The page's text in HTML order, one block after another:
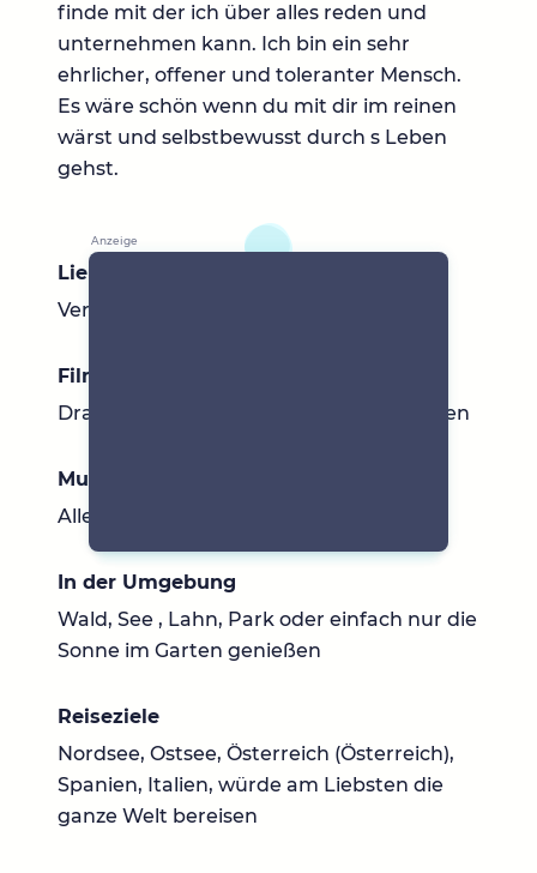
finde mit der ich über alles reden und
unternehmen kann. Ich bin ein sehr
ehrlicher, offener und toleranter Mensch.
Es wäre schön wenn du mit dir im reinen
wärst und selbstbewusst durch s Leben
gehst.
Lieblingsbücher
Verschiedenes
Filme & Serien
Drama, PsychoThriller, Fantasy, Komödien
Musik
Alles was gut tut.
In der Umgebung
Wald, See , Lahn, Park oder einfach nur die
Sonne im Garten genießen
Reiseziele
Nordsee, Ostsee, Österreich (Österreich),
Spanien, Italien, würde am Liebsten die
ganze Welt bereisen